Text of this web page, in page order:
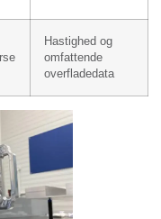
Hastighed og
omfattende
overfladedata